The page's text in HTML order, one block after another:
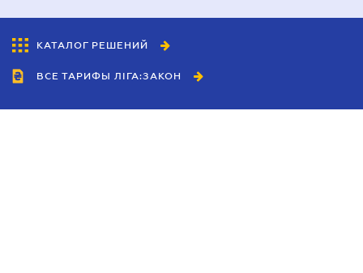
КАТАЛОГ РЕШЕНИЙ
ВСЕ ТАРИФЫ ЛІГА:ЗАКОН